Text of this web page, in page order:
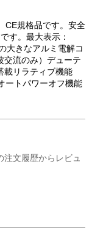
CE規格品です。安全
す。最大表示：
大きなアルミ電解コ
交流のみ）デューテ
載リラティブ機能
ートパワーオフ機能
注文履歴からレビュ